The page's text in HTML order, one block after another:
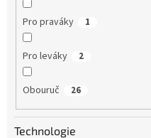
Pro praváky 1
Pro leváky 2
Obouruč 26
Technologie